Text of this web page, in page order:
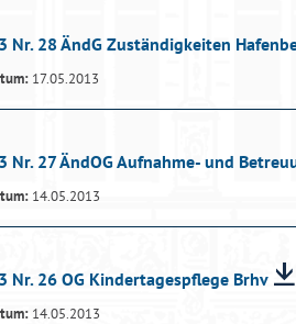
Nr. 28 ÄndG Zuständigkeiten
17.05.2013
Nr. 27 ÄndOG Aufnahme- und
14.05.2013
Nr. 26 OG Kindertagespflege Brhv
14.05.2013